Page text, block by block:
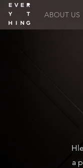
ABOUT US
a